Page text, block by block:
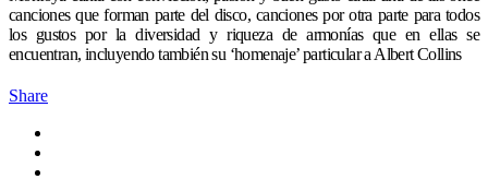
canciones que forman parte del disco, canciones por otra parte para todos
los gustos por la diversidad y riqueza de armonías que en ellas se
encuentran, incluyendo también su ‘homenaje’ particular a Albert Collins
Share